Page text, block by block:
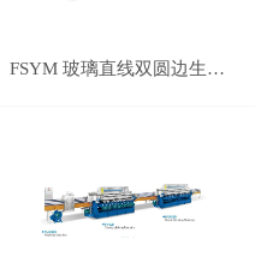
FSYM 玻璃直线双圆边生产线